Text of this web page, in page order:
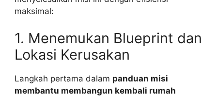
maksimal:
1. Menemukan Blueprint dan
Lokasi Kerusakan
Langkah pertama dalam panduan misi
membantu membangun kembali rumah